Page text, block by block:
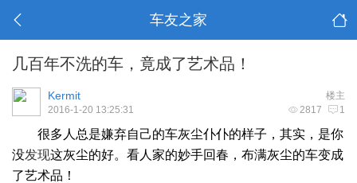
车友之家
几百年不洗的车，竟成了艺术品！
楼主
Kermit
2817 1
2016-1-20 13:25:31
很多人总是嫌弃自己的车灰尘仆仆的样子，其实，是你
没发现这灰尘的好。看人家的妙手回春，布满灰尘的车变成
了艺术品！